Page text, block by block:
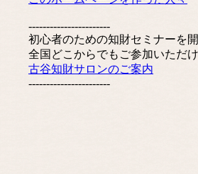
-----------------------
初心者のための知財セミナーを
全国どこからでもご参加いただけ
古谷知財サロンのご案内
-----------------------